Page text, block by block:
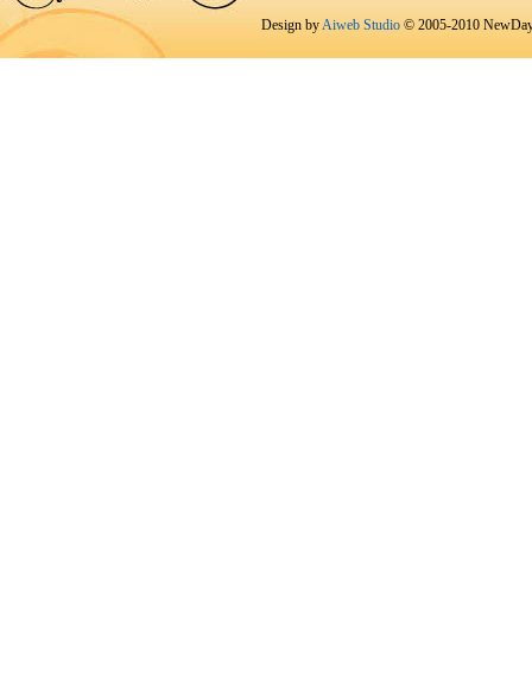
Design byAiweb Studio © 2005-2010